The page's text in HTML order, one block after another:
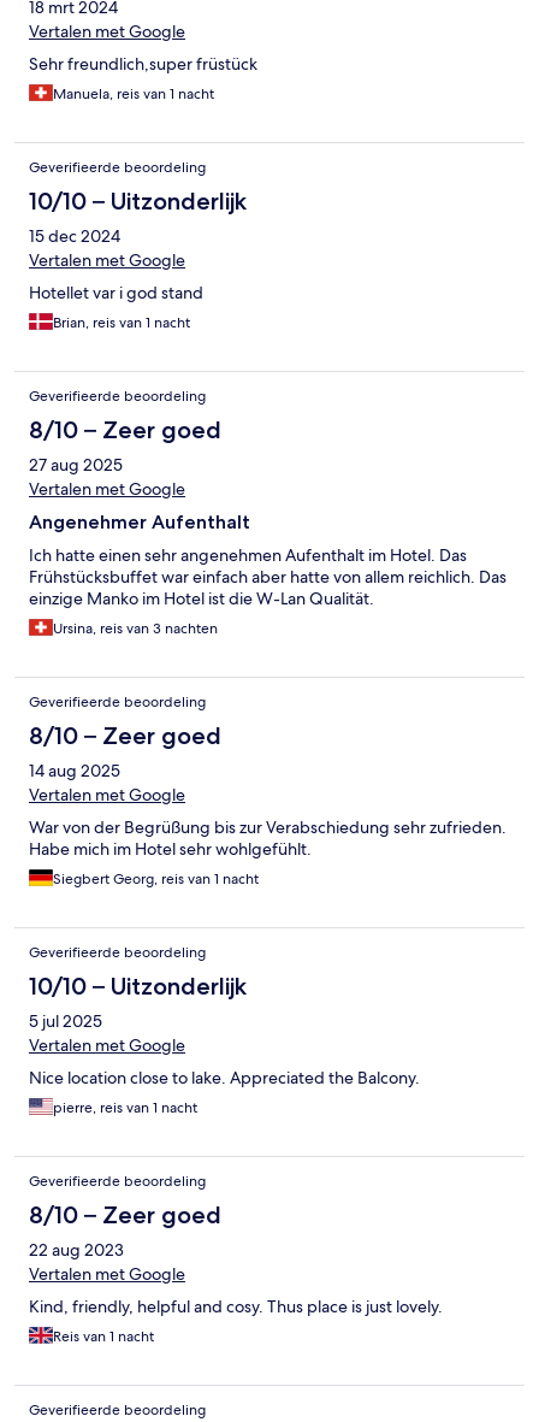
18 mrt 2024
Vertalen met Google
Sehr freundlich,super früstück
Manuela, reis van 1 nacht
Geverifieerde beoordeling
10/10 – Uitzonderlijk
15 dec 2024
Vertalen met Google
Hotellet var i god stand
Brian, reis van 1 nacht
Geverifieerde beoordeling
8/10 – Zeer goed
27 aug 2025
Vertalen met Google
Angenehmer Aufenthalt
Ich hatte einen sehr angenehmen Aufenthalt im Hotel. Das
Frühstücksbuffet war einfach aber hatte von allem reichlich. Das
einzige Manko im Hotel ist die W-Lan Qualität.
Ursina, reis van 3 nachten
Geverifieerde beoordeling
8/10 – Zeer goed
14 aug 2025
Vertalen met Google
War von der Begrüßung bis zur Verabschiedung sehr zufrieden.
Habe mich im Hotel sehr wohlgefühlt.
Siegbert Georg, reis van 1 nacht
Geverifieerde beoordeling
10/10 – Uitzonderlijk
5 jul 2025
Vertalen met Google
Nice location close to lake. Appreciated the Balcony.
pierre, reis van 1 nacht
Geverifieerde beoordeling
8/10 – Zeer goed
22 aug 2023
Vertalen met Google
Kind, friendly, helpful and cosy. Thus place is just lovely.
Reis van 1 nacht
Geverifieerde beoordeling